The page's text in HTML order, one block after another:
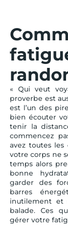
« Qui veut
proverbe est
est l’un des
bien écouter
tenir la
commencez
avez toutes
votre corps ne
temps alors
bonne
garder des
barres
inutilement et
balade. Ces
gérer votre